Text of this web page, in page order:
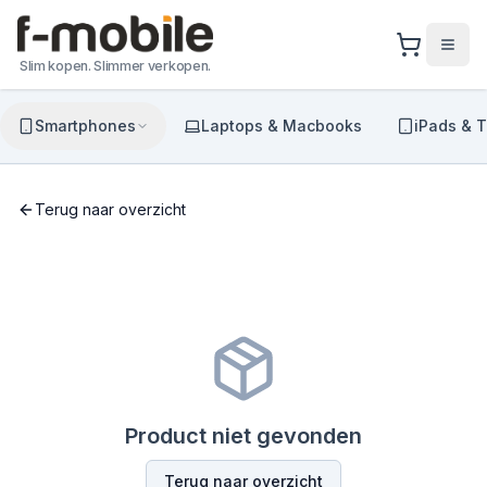
Slim kopen. Slimmer verkopen.
Smartphones Laptops & Macbooks iPads &
Terug naar overzicht
Product niet gevonden
Terug naar overzicht